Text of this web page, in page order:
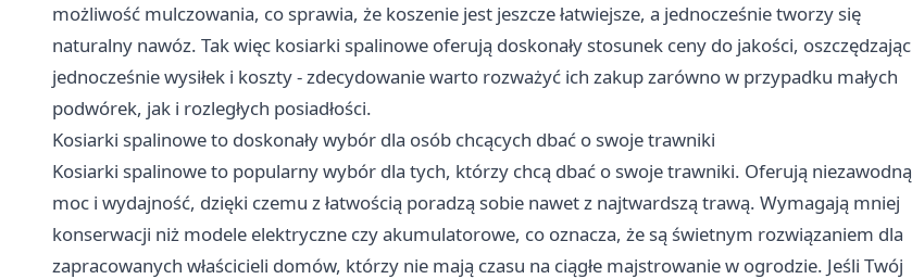
możliwość mulczowania, co sprawia, że koszenie jest jeszcze łatwiejsze, a jednocześnie tworzy się
naturalny nawóz. Tak więc kosiarki spalinowe oferują doskonały stosunek ceny do jakości, oszczędzając
jednocześnie wysiłek i koszty - zdecydowanie warto rozważyć ich zakup zarówno w przypadku małych
podwórek, jak i rozległych posiadłości.
Kosiarki spalinowe to doskonały wybór dla osób chcących dbać o swoje trawniki
Kosiarki spalinowe to popularny wybór dla tych, którzy chcą dbać o swoje trawniki. Oferują niezawodną
moc i wydajność, dzięki czemu z łatwością poradzą sobie nawet z najtwardszą trawą. Wymagają mniej
konserwacji niż modele elektryczne czy akumulatorowe, co oznacza, że są świetnym rozwiązaniem dla
zapracowanych właścicieli domów, którzy nie mają czasu na ciągłe majstrowanie w ogrodzie. Jeśli Twój